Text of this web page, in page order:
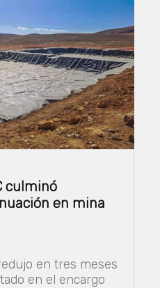
culminó
en mina
en tres meses
en el encargo